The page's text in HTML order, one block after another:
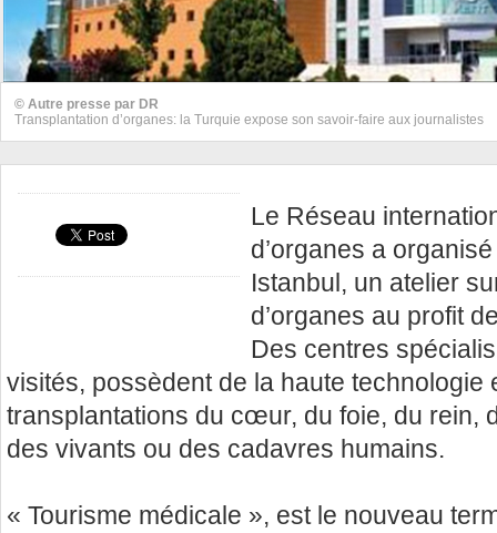
© Autre presse par DR
Transplantation d’organes: la Turquie expose son savoir-faire aux journalistes
Le Réseau
d’organes a
Istanbul, un atelier
d’organes au profit
Des centres
visités, possèdent de la haute technologie
transplantations du cœur, du foie, du rein,
des vivants ou des cadavres humains.
« Tourisme médicale », est le nouveau